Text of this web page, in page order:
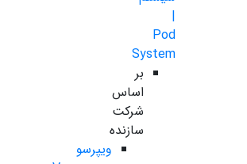
|
Pod
System
بر
اساس
شرکت
سازنده
ویپرسو